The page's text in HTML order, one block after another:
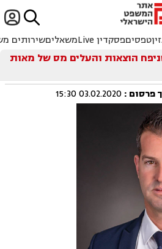
ﱐ
טפסיםפסקדין Live משאליםשירותים
הוצאות והעלים מס של מאות
פרסום :
03.02.2020 15:30